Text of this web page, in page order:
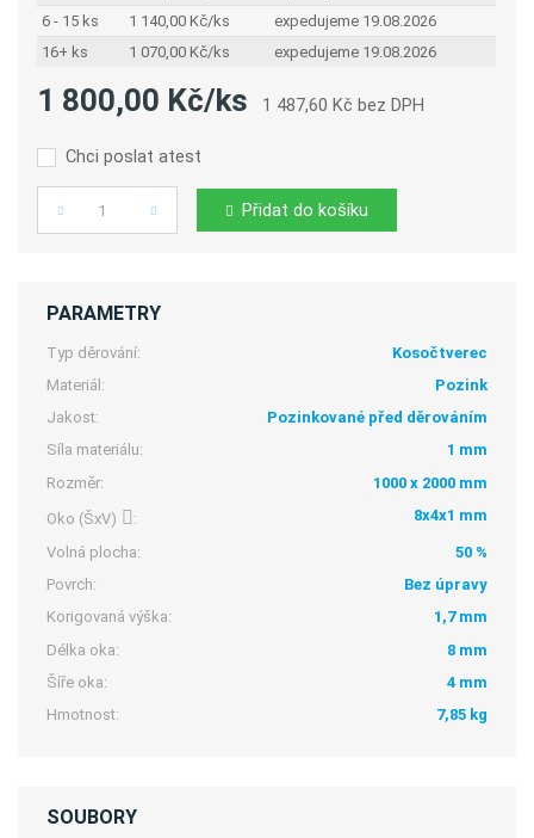
6 - 15 ks
1 140,00 Kč/ks
expedujeme 19.08.2026
16+ ks
1 070,00 Kč/ks expedujeme 19.08.2026
1 800,00 Kč/ks 1 487,60 Kč bez DPH
Chci poslat atest
Počet Přidat do košíku
PARAMETRY
Typ děrování:
Kosočtverec
Materiál:
Pozink
Jakost:
Pozinkované před děrováním
Síla materiálu:
1 mm
Rozměr:
1000 x 2000 mm
Oko (ŠxV) : 8x4x1 mm
Volná plocha:
50 %
Povrch:
Bez úpravy
Korigovaná výška:
1,7 mm
Délka oka:
8 mm
Šíře oka:
4 mm
Hmotnost:
7,85 kg
SOUBORY